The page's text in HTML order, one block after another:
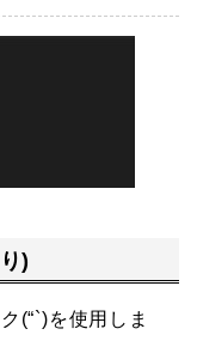
)
(“`)を使用しま